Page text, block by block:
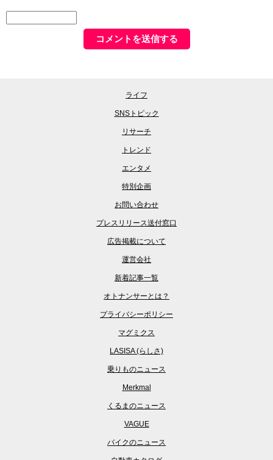
ライフ
SNSトピック
リサーチ
トレンド
エンタメ
特別企画
お問い合わせ
プレスリリース送付窓口
広告掲載について
運営会社
新着記事一覧
オトナンサーとは？
プライバシーポリシー
マグミクス
LASISA (らしさ)
乗りものニュース
Merkmal
くるまのニュース
VAGUE
バイクのニュース